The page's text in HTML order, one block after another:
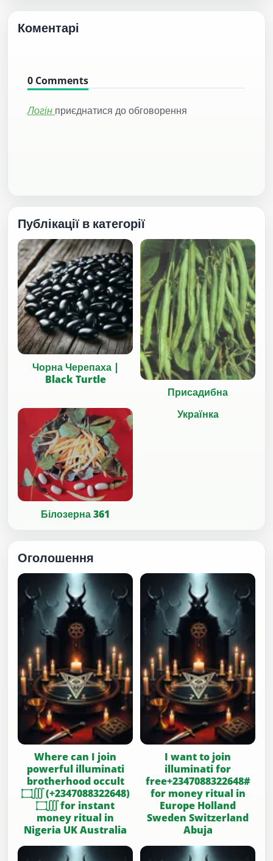
Коментарі
0 Comments
Логін приєднатися до обговорення
Публікації в категорії
Чорна Черепаха |
Black Turtle
Присадибна
Білозерна 361
Українка
Оголошення
Where can I join
powerful illuminati
brotherhood occult
۝∭ (+2347088322648)
۝∭ for instant
money ritual in
Nigeria UK Australia
I want to join
illuminati for
free+2347088322648#
for money ritual in
Europe Holland
Sweden Switzerland
Abuja